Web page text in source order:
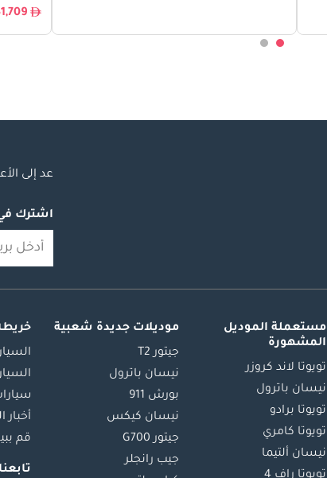
31,709
عد إلى
اشترك في
مستعملة الموديل
المشهورة
تويوتا لاند كروزر
نيسان باترول
تويوتا برادو
تويوتا كامري
نيسان ألتيما
موديلات جديدة شعبية
جيتور T2
نيسان باترول
بورش 911
نيسان كيكس
جيتور G700
جيب رانجلر
أخبار
قم
تابعنا